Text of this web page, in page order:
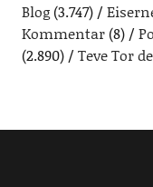
Blog(3.747)
Kommentar(8)
(2.890)
Teve Tor